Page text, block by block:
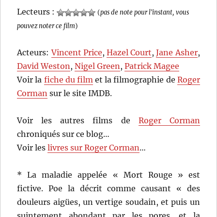
Lecteurs : (pas de note pour l'instant, vous
pouvez noter ce film)
Acteurs:Vincent Price, Hazel Court,Jane Asher,
David Weston,Nigel Green,Patrick Magee
Voir la fiche du filmet la filmographie de Roger
Corman sur le site IMDB.
Voir les autres films de Roger Corman
chroniqués sur ce blog…
Voir leslivres sur Roger Corman…
* La maladie appelée « Mort Rouge » est
fictive. Poe la décrit comme causant « des
douleurs aigües, un vertige soudain, et puis un